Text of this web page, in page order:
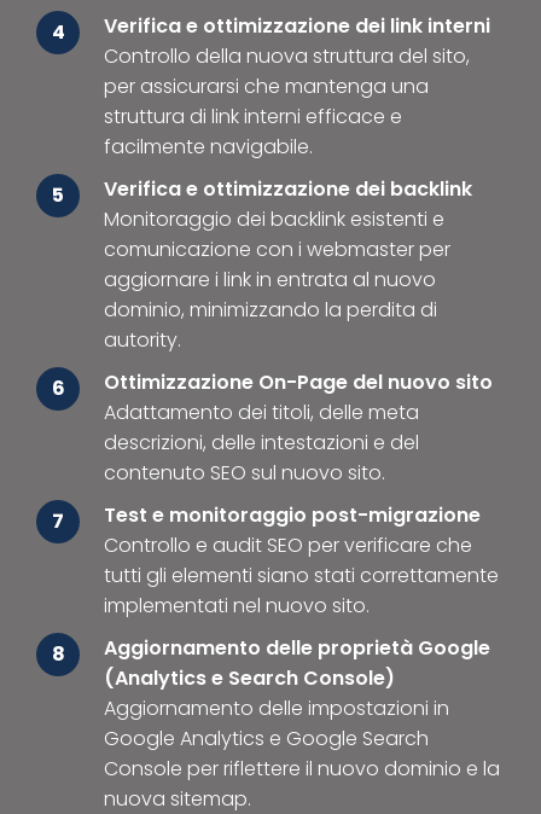
4
Verifica e ottimizzazione dei link interni
Controllo della nuova struttura del sito,
per assicurarsi che mantenga una
struttura di link interni efficace e
facilmente navigabile.
5
Verifica e ottimizzazione dei backlink
Monitoraggio dei backlink esistenti e
comunicazione con i webmaster per
aggiornare i link in entrata al nuovo
dominio, minimizzando la perdita di
autority.
6
Ottimizzazione On-Page del nuovo sito
Adattamento dei titoli, delle meta
descrizioni, delle intestazioni e del
contenuto SEO sul nuovo sito.
7
Test e monitoraggio post-migrazione
Controllo e audit SEO per verificare che
tutti gli elementi siano stati correttamente
implementati nel nuovo sito.
8
Aggiornamento delle proprietà Google
(Analytics e Search Console)
Aggiornamento delle impostazioni in
Google Analytics e Google Search
Console per riflettere il nuovo dominio e la
nuova sitemap.